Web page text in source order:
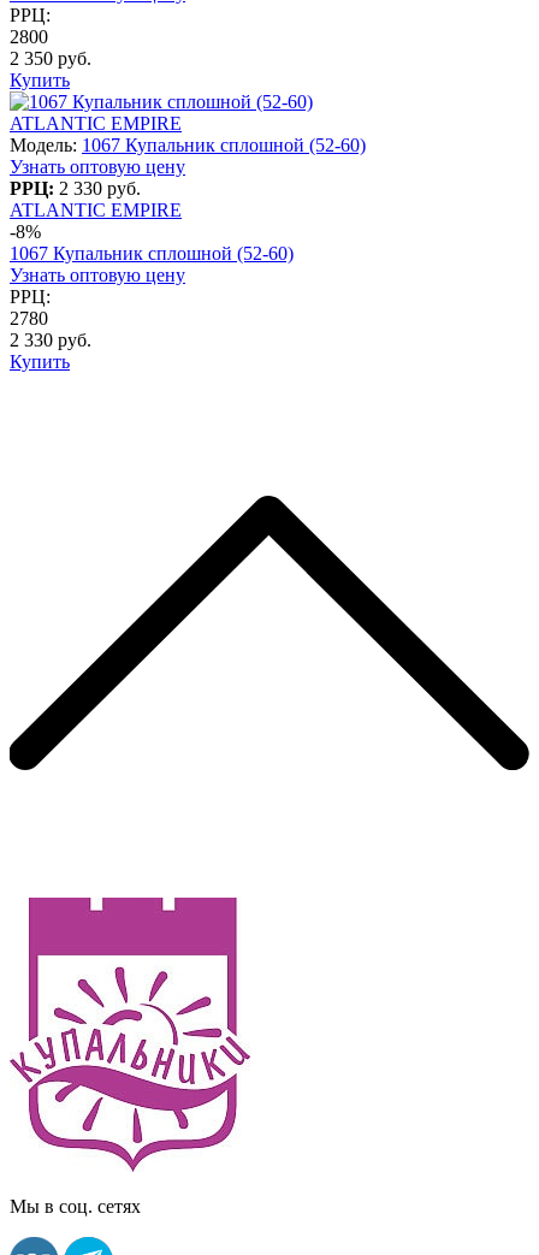
РРЦ:
2800
2 350 руб.
Купить
ATLANTIC EMPIRE
Модель: 1067 Купальник сплошной (52-60)
Узнать оптовую цену
РРЦ: 2 330 руб.
ATLANTIC EMPIRE
-8%
1067 Купальник сплошной (52-60)
Узнать оптовую цену
РРЦ:
2780
2 330 руб.
Купить
Мы в соц. сетях